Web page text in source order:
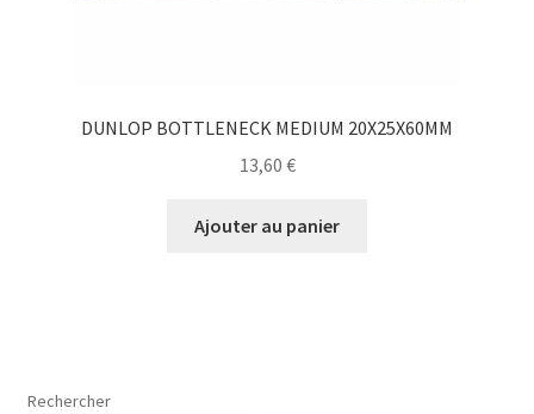
DUNLOP BOTTLENECK MEDIUM 20X25X60MM
13,60 €
Ajouter au panier
Rechercher